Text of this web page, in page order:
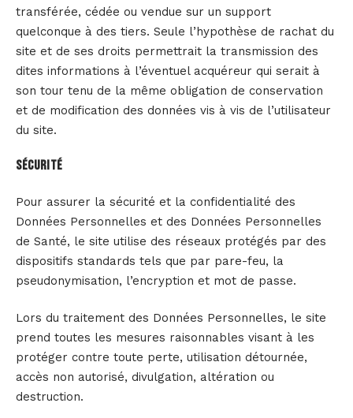
transférée, cédée ou vendue sur un support
quelconque à des tiers. Seule l’hypothèse de rachat du
site et de ses droits permettrait la transmission des
dites informations à l’éventuel acquéreur qui serait à
son tour tenu de la même obligation de conservation
et de modification des données vis à vis de l’utilisateur
du site.
Sécurité
Pour assurer la sécurité et la confidentialité des
Données Personnelles et des Données Personnelles
de Santé, le site utilise des réseaux protégés par des
dispositifs standards tels que par pare-feu, la
pseudonymisation, l’encryption et mot de passe.
Lors du traitement des Données Personnelles, le site
prend toutes les mesures raisonnables visant à les
protéger contre toute perte, utilisation détournée,
accès non autorisé, divulgation, altération ou
destruction.